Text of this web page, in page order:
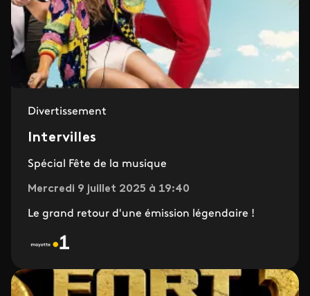
Divertissement
Intervilles
Spécial Fête de la musique
Mercredi 9 juillet 2025 à 19:40
Le grand retour d'une émission légendaire !